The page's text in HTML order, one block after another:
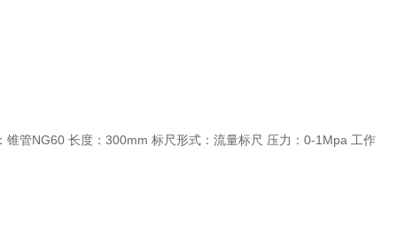
管NG60 长度：300mm 标尺形式：流量标尺 压力：0-1Mpa 工作